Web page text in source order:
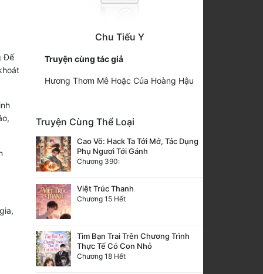
Đế
Chu Tiếu Y
Truyện cùng tác giả
Hương Thơm Mê Hoặc Của Hoàng Hậu
Truyện Cùng Thể Loại
Cao Võ: Hack Ta Tới Mở, Tác Dụng
Phụ Ngươi Tới Gánh
Chương 390:
Việt Trúc Thanh
Chương 15 Hết
Tìm Bạn Trai Trên Chương Trình
Thực Tế Có Con Nhỏ
Chương 18 Hết